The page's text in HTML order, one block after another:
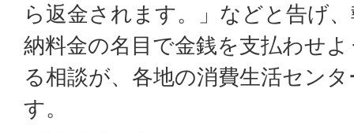
ら返金されます。」などと告げ
納料金の名目で金銭を支払わせ
る相談が、各地の消費生活セン
す。